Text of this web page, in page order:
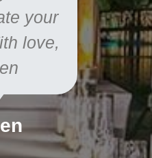
לסייע
גבית
לנשים
your
love,